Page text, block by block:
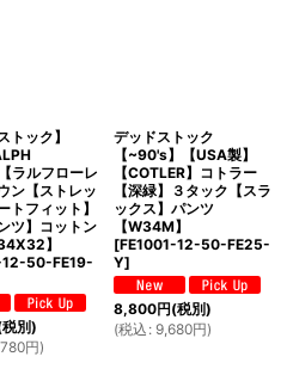
トック】
ラルフローレ
ン【ストレッ
トフィット】
ツ】コットン
】
12-50-FE19-
別)
円)
デッドストック
【~90's】【USA製】
【COTLER】コトラー
【深緑】３タック【スラ
ックス】パンツ
【W34M】
[FE1001-12-50-FE25-
Y]
8,800円(税別)
(税込 : 9,680円)